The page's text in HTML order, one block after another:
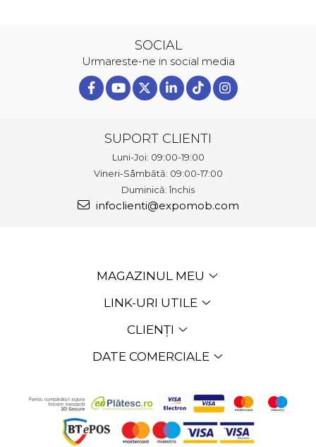
SOCIAL
Urmareste-ne in social media
SUPORT CLIENTI
Luni-Joi: 09:00-19:00
Vineri-Sâmbătă: 09:00-17:00
Duminică: închis
infoclienti@expomob.com
MAGAZINUL MEU
LINK-URI UTILE
CLIENȚI
DATE COMERCIALE